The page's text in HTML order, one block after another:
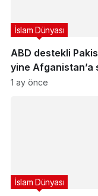
ABD destekli
yine Afganistan’a
Onlarca sivil öldü
İslam Dünyası
1 ay önce
İslam Dünyası